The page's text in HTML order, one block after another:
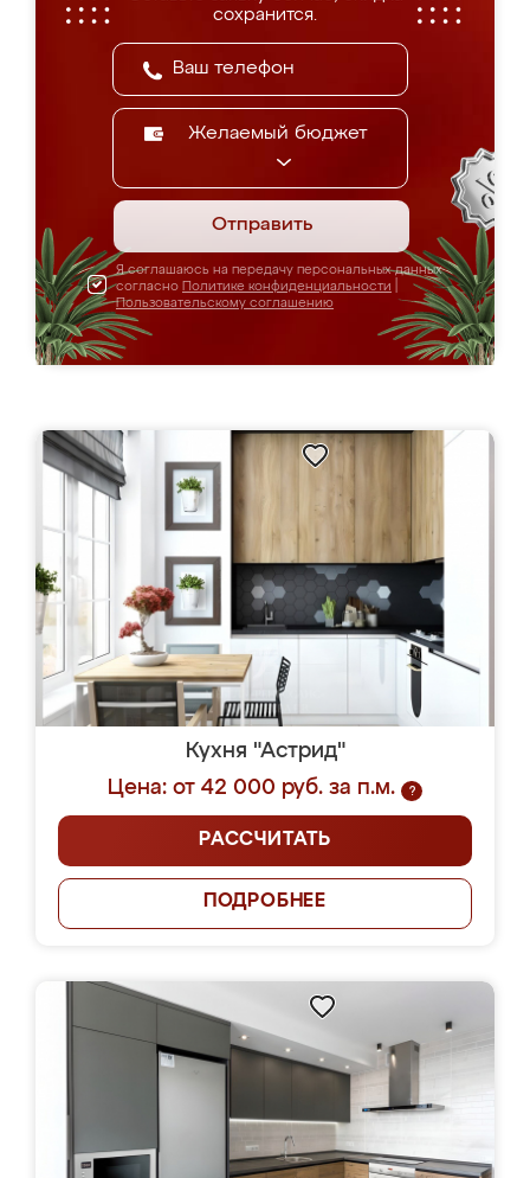
сохранится.
Желаемый бюджет
Отправить
Я соглашаюсь на передачу персональных данных
согласно Политике конфиденциальности
Пользовательскому соглашению
Кухня "Астрид"
Цена: от 42 000 руб. за п.м.
?
РАССЧИТАТЬ
ПОДРОБНЕЕ